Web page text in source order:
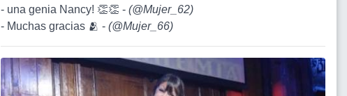
- una genia Nancy! 👏👏 - (@Mujer_62)
- Muchas gracias 🫂 - (@Mujer_66)